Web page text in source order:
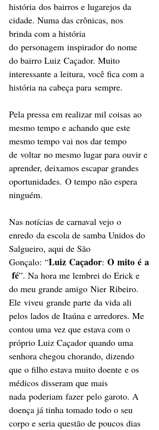
história dos bairros e lugarejos da
cidade. Numa das crônicas, nos
brinda com a história
do personagem inspirador do nome
do bairro Luiz Caçador. Muito
interessante a leitura, você fica com a
história na cabeça para sempre.
Pela pressa em realizar mil coisas ao
mesmo tempo e achando que este
mesmo tempo vai nos dar tempo
de voltar no mesmo lugar para ouvir e
aprender, deixamos escapar grandes
oportunidades. O tempo não espera
ninguém.
Nas notícias de carnaval vejo o
enredo da escola de samba Unidos do
Salgueiro, aqui de São
Gonçalo: “Luiz Caçador: O mito é a
fé”. Na hora me lembrei do Erick e
do meu grande amigo Nier Ribeiro.
Ele viveu grande parte da vida ali
pelos lados de Itaúna e arredores. Me
contou uma vez que estava com o
próprio Luiz Caçador quando uma
senhora chegou chorando, dizendo
que o filho estava muito doente e os
médicos disseram que mais
nada poderiam fazer pelo garoto. A
doença já tinha tomado todo o seu
corpo e seria questão de poucos dias